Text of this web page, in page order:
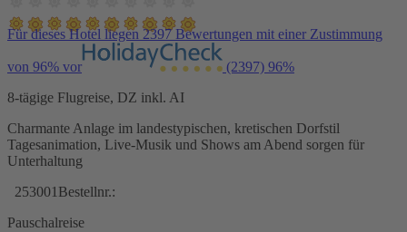
Für dieses Hotel liegen 2397 Bewertungen mit einer Zustimmung
von 96% vor (2397) 96%
8-tägige Flugreise, DZ inkl. AI
Charmante Anlage im landestypischen, kretischen Dorfstil
Tagesanimation, Live-Musik und Shows am Abend sorgen für
Unterhaltung
253001 Bestellnr.:
Pauschalreise